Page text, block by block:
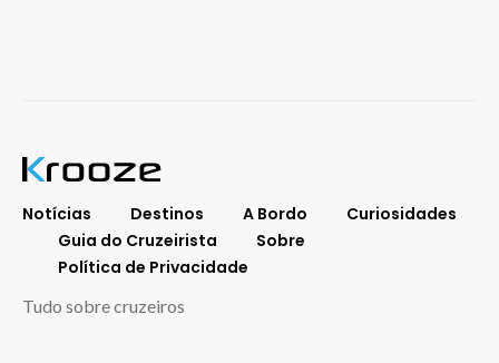
Notícias Destinos A Bordo
Curiosidades
Guia do Cruzeirista
Sobre
Política de Privacidade
Tudo sobre cruzeiros